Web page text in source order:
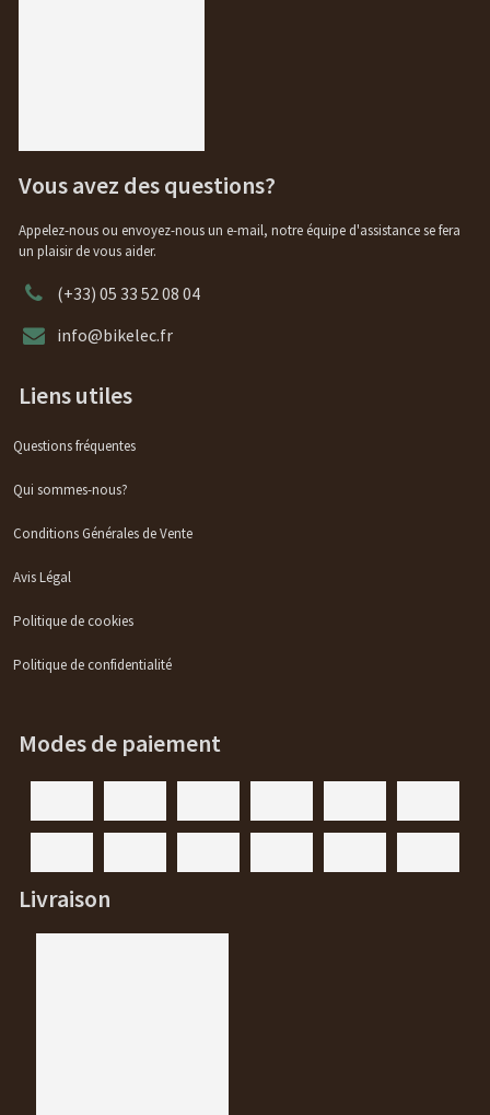
Vous avez des questions?
Appelez-nous ou envoyez-nous un e-mail, notre équipe d'assistance se fera
un plaisir de vous aider.
(+33) 05 33 52 08 04
info@bikelec.fr
Liens utiles
Questions fréquentes
Qui sommes-nous?
Conditions Générales de Vente
Avis Légal
Politique de cookies
Politique de confidentialité
Modes de paiement
Livraison